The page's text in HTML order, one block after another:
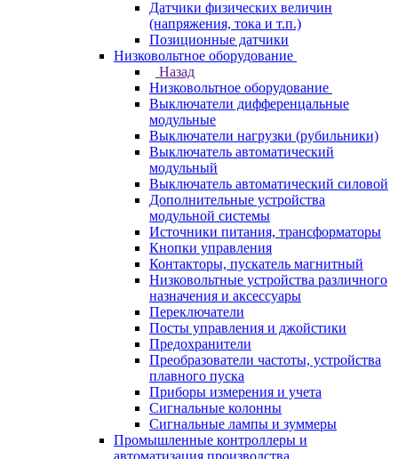
Датчики физических величин
(напряжения, тока и т.п.)
Позиционные датчики
Низковольтное оборудование
Назад
Низковольтное оборудование
Выключатели дифференцальные
модульные
Выключатели нагрузки (рубильники)
Выключатель автоматический
модульный
Выключатель автоматический силовой
Дополнительные устройства
модульной системы
Источники питания, трансформаторы
Кнопки управления
Контакторы, пускатель магнитный
Низковольтные устройства различного
назначения и аксессуары
Переключатели
Посты управления и джойстики
Предохранители
Преобразователи частоты, устройства
плавного пуска
Приборы измерения и учета
Сигнальные колонны
Сигнальные лампы и зуммеры
Промышленные контроллеры и
автоматизация производства